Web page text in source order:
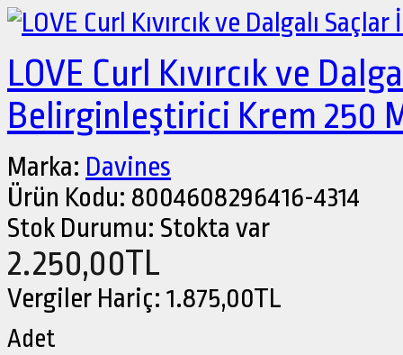
LOVE Curl Kıvırcık ve
Belirginleştirici Krem 250
Marka: Davines
Ürün Kodu: 8004608296416-4314
Stok Durumu: Stokta var
2.250,00TL
Vergiler Hariç: 1.875,00TL
Adet